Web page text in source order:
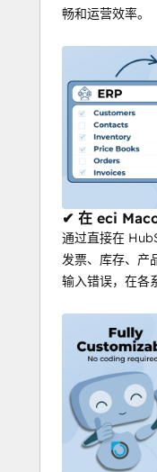
畅和运营效率。
✔ 在 eci
通过直接在
发票、库存、产
输入错误，在各